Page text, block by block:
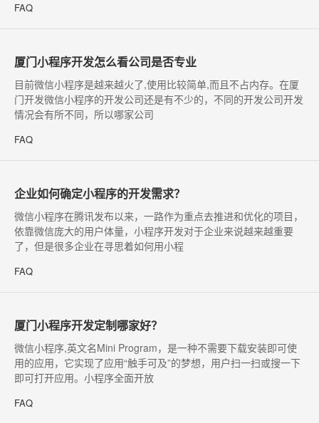
FAQ
厦门小程序开发怎么看公司是否专业
目前微信小程序是越来越火了,使用比较简单,而且不占内存。在厦
门开发微信小程序的开发公司还是有不少的，不同的开发公司开发
情况会有所不同，所以哪家公司
FAQ
企业如何确定小程序的开发需求？
微信小程序在腾讯发布以来，一路作为重点去推进和优化的项目，
依靠微信庞大的用户体量，小程序开发对于企业来说越来越重要
了，但是很多企业在寻思着如何用小程
FAQ
厦门小程序开发定制哪家好？
微信小程序,英文名Mini Program，是一种不需要下载安装即可使
用的应用，它实现了应用“触手可及”的梦想，用户扫一扫或搜一下
即可打开应用。小程序全面开放
FAQ